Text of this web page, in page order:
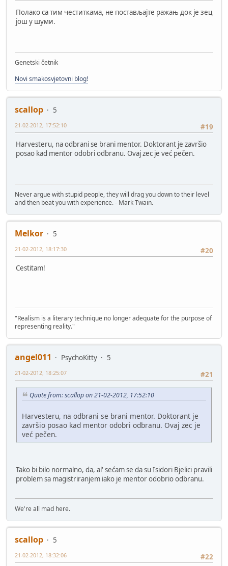
Полако са тим честиткама, не постављајте ражањ док је зец
још у шуми.
Genetski četnik
Novi smakosvjetovni blog!
scallop
5
#19
21-02-2012, 17:52:10
Harvesteru, na odbrani se brani mentor. Doktorant je završio
posao kad mentor odobri odbranu. Ovaj zec je već pečen.
Never argue with stupid people, they will drag you down to their level
and then beat you with experience. - Mark Twain.
Melkor
5
#20
21-02-2012, 18:17:30
Cestitam!
"Realism is a literary technique no longer adequate for the purpose of
representing reality."
angel011 PsychoKitty
5
#21
21-02-2012, 18:25:07
Quote from: scallop on 21-02-2012, 17:52:10
Harvesteru, na odbrani se brani mentor. Doktorant je
završio posao kad mentor odobri odbranu. Ovaj zec je
već pečen.
Tako bi bilo normalno, da, al' sećam se da su Isidori Bjelici pravili
problem sa magistriranjem iako je mentor odobrio odbranu.
We're all mad here.
scallop
5
#22
21-02-2012, 18:32:06